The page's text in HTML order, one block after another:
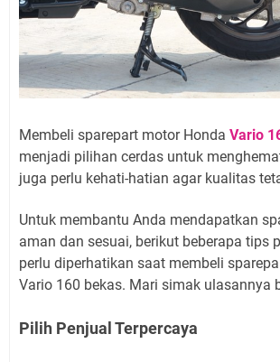
Membeli sparepart motor Honda Vario
menjadi pilihan cerdas untuk
juga perlu kehati-hatian agar kualitas
Untuk membantu Anda mendapatkan
aman dan sesuai, berikut beberapa tips
perlu diperhatikan saat membeli
Vario 160 bekas. Mari simak ulasannya
Pilih Penjual Terpercaya